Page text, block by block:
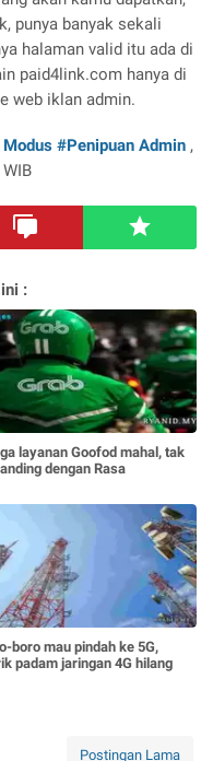
punya banyak sekali
halaman valid itu ada di
paid4link.com hanya di
web iklan admin.
#Penipuan Admin ,
:
layanan Goofod mahal, tak
dengan Rasa
boro mau pindah ke 5G,
padam jaringan 4G hilang
Postingan Lama